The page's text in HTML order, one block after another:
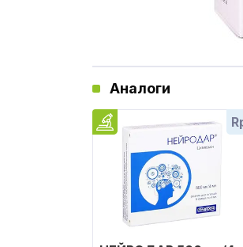
Аналоги